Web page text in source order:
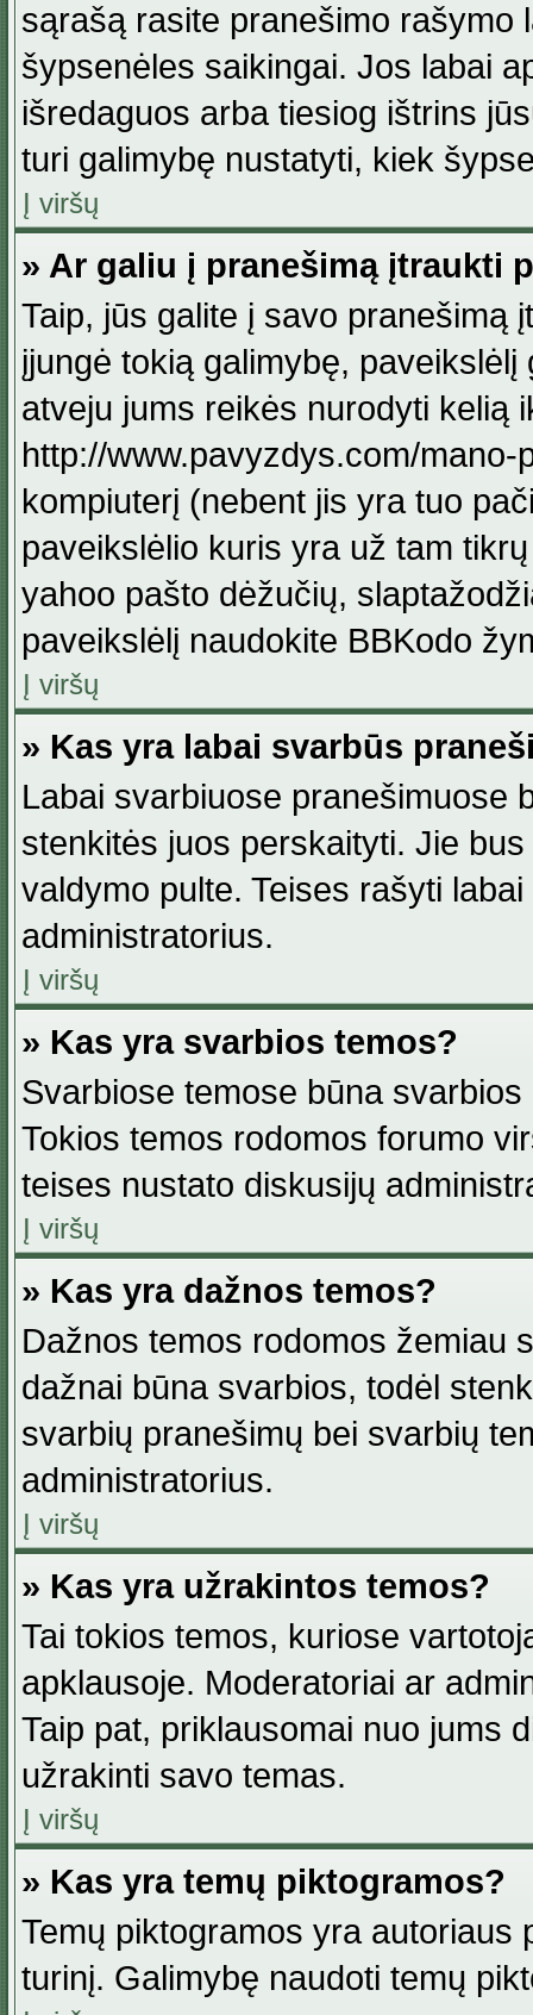
sąrašą rasite pranešimo rašymo
šypsenėles saikingai. Jos labai
išredaguos arba tiesiog ištrins
turi galimybę nustatyti, kiek
Į viršų
» Ar galiu į pranešimą įtraukti
Taip, jūs galite į savo pranešimą
įjungė tokią galimybę,
atveju jums reikės nurodyti kelią
http://www.pavyzdys.com/
kompiuterį (nebent jis yra tuo
paveikslėlio kuris yra už tam
yahoo pašto dėžučių,
paveikslėlį naudokite BBKodo
Į viršų
» Kas yra labai svarbūs
Labai svarbiuose pranešimuose
stenkitės juos perskaityti. Jie
valdymo pulte. Teises rašyti
administratorius.
Į viršų
» Kas yra svarbios temos?
Svarbiose temose būna
Tokios temos rodomos forumo
teises nustato diskusijų
Į viršų
» Kas yra dažnos temos?
Dažnos temos rodomos žemiau
dažnai būna svarbios, todėl
svarbių pranešimų bei svarbių
administratorius.
Į viršų
» Kas yra užrakintos temos?
Tai tokios temos, kuriose
apklausoje. Moderatoriai ar
Taip pat, priklausomai nuo jums
užrakinti savo temas.
Į viršų
» Kas yra temų piktogramos?
Temų piktogramos yra autoriaus
turinį. Galimybę naudoti temų